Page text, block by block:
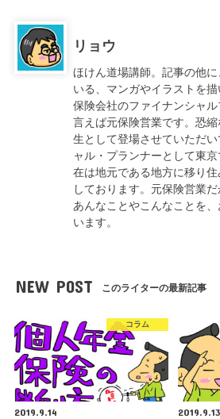
リョウ
ほけん道場講師。記事の他
いる、マンガやイラストを
保険会社のファイナンシャ
言えば元保険営業です。恐
生として登場させていただ
ャル・プランナーとして東
在は地元である地方に移り
しております。元保険営業
あんなことやこんなことを
います。
NEW POST このライターの最新記事
コラム
2019.9.14 2019.9.13